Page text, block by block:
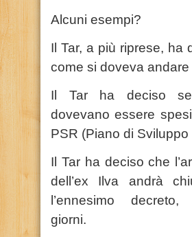
Alcuni esempi?
Il Tar, a più riprese, ha
come si doveva
Il Tar ha deciso
dovevano essere
PSR (Piano di Sviluppo
Il Tar ha deciso che
dell’ex Ilva andrà
l’ennesimo
giorni.